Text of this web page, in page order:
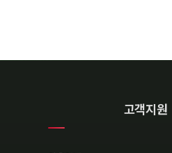
고객지원